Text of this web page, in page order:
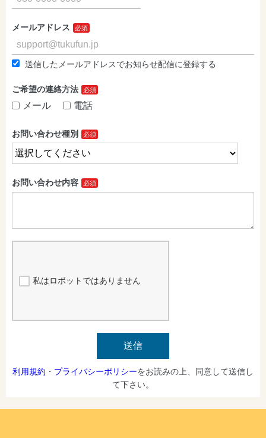
メールアドレス
送信したメールアドレスでお知らせ配信に登録する
ご希望の連絡方法
メール 電話
お問い合わせ種別
お問い合わせ内容
私はロボットではありません
送信
利用規約 ・ プライバシーポリシーをお読みの上、同意して送信し
て下さい。